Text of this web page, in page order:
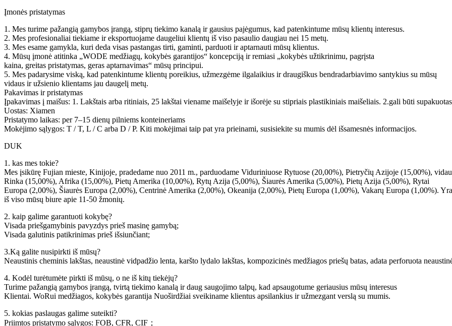
Įmonės pristatymas
1. Mes turime pažangią gamybos įrangą, stiprų tiekimo kanalą ir gausius pajėgumus, kad patenkintume mūsų klientų interesus.
2. Mes profesionaliai tiekiame ir eksportuojame daugeliui klientų iš viso pasaulio daugiau nei 15 metų.
3. Mes esame gamykla, kuri deda visas pastangas tirti, gaminti, parduoti ir aptarnauti mūsų klientus.
4. Mūsų įmonė atitinka „WODE medžiagų, kokybės garantijos“ koncepciją ir remiasi „kokybės užtikrinimu, pagrįsta
kaina, greitas pristatymas, geras aptarnavimas“ mūsų principui.
5. Mes padarysime viską, kad patenkintume klientų poreikius, užmezgėme ilgalaikius ir draugiškus bendradarbiavimo santykius su mūsų
vidaus ir užsienio klientams jau daugelį metų.
Pakavimas ir pristatymas
Įpakavimas į maišus: 1. Lakštais arba ritiniais, 25 lakštai viename maišelyje ir išorėje su stipriais plastikiniais maišeliais. 2.gali būti
Uostas: Xiamen
Pristatymo laikas: per 7–15 dienų pilniems konteineriams
Mokėjimo sąlygos: T / T, L / C arba D / P. Kiti mokėjimai taip pat yra prieinami, susisiekite su mumis dėl išsamesnės informacijos.
DUK
1. kas mes tokie?
Mes įsikūrę Fujian mieste, Kinijoje, pradedame nuo 2011 m., parduodame Viduriniuose Rytuose (20,00%), Pietryčių Azijoje (15,00%),
Rinka (15,00%), Afrika (15,00%), Pietų Amerika (10,00%), Rytų Azija (5,00%), Šiaurės Amerika (5,00%), Pietų Azija (5,00%), Rytai
Europa (2,00%), Šiaurės Europa (2,00%), Centrinė Amerika (2,00%), Okeanija (2,00%), Pietų Europa (1,00%), Vakarų Europa (1,00%). Yra
iš viso mūsų biure apie 11-50 žmonių.
2. kaip galime garantuoti kokybę?
Visada priešgamybinis pavyzdys prieš masinę gamybą;
Visada galutinis patikrinimas prieš išsiunčiant;
3.Ką galite nusipirkti iš mūsų?
Neaustinis cheminis lakštas, neaustinė vidpadžio lenta, karšto lydalo lakštas, kompozicinės medžiagos priešų batas, adata perforuota
4. Kodėl turėtumėte pirkti iš mūsų, o ne iš kitų tiekėjų?
Turime pažangią gamybos įrangą, tvirtą tiekimo kanalą ir daug saugojimo talpų, kad apsaugotume geriausius mūsų interesus
Klientai. WoRui medžiagos, kokybės garantija Nuoširdžiai sveikiname klientus apsilankius ir užmezgant verslą su mumis.
5. kokias paslaugas galime suteikti?
Priimtos pristatymo sąlygos: FOB, CFR, CIF；